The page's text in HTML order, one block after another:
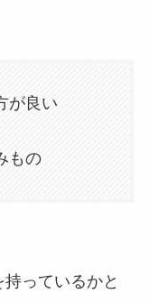
が良い
もの
っているかと